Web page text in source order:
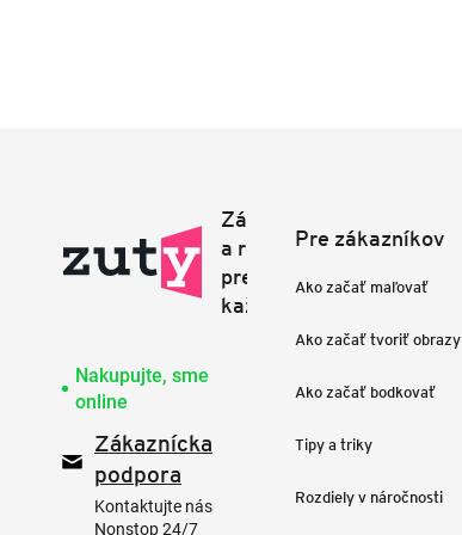
Nakupujte, sme
online
Zákaznícka
podpora
Kontaktujte nás
Nonstop 24/7
Pre zákazníkov
Ako začať maľovať
Ako začať tvoriť obrazy
Ako začať bodkovať
Tipy a triky
Rozdiely v náročnosti